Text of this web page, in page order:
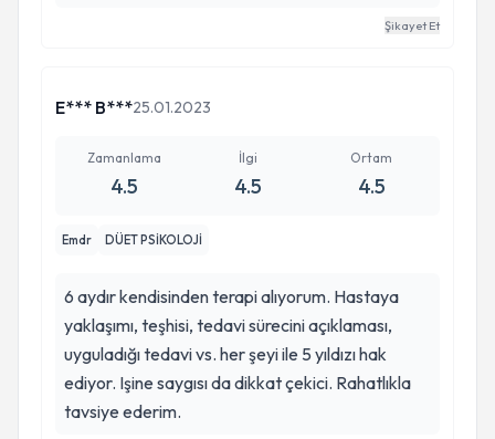
Şikayet Et
E*** B***25.01.2023
Zamanlama
4.5
İlgi
4.5
Ortam
4.5
Emdr DÜET PSİKOLOJİ
6 aydır kendisinden terapi alıyorum. Hastaya
yaklaşımı, teşhisi, tedavi sürecini açıklaması,
uyguladığı tedavi vs. her şeyi ile 5 yıldızı hak
ediyor. Işine saygısı da dikkat çekici. Rahatlıkla
tavsiye ederim.